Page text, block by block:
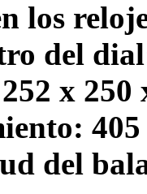
los
del
x 250
del